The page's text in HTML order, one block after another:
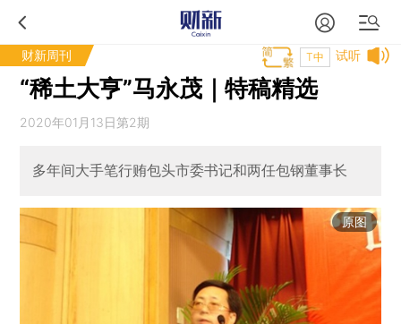
财新周刊 试听
T中
“稀土大亨”马永茂｜特稿精选
2020年01月13日第2期
多年间大手笔行贿包头市委书记和两任包钢董事长
原图